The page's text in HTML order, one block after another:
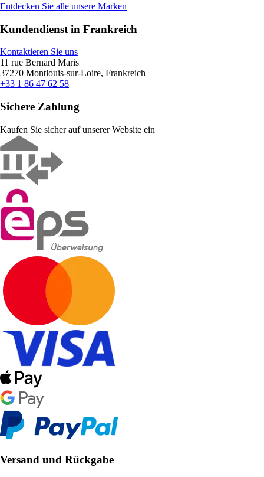
Entdecken Sie alle unsere Marken
Kundendienst in Frankreich
Kontaktieren Sie uns
11 rue Bernard Maris
37270 Montlouis-sur-Loire, Frankreich
+33 1 86 47 62 58
Sichere Zahlung
Kaufen Sie sicher auf unserer Website ein
Versand und Rückgabe